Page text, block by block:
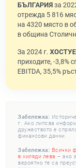
БЪЛГАРИЯза
отрежда 5 816
на 4320 място в
в община
За 2024 г.
приходите, -3,8%
EBITDA, 35,5%
Забележка:
г. Ако липсва
дружеството е
финансови данни.
Забележка: Всички
в хиляди лева – ако
вероятно те са